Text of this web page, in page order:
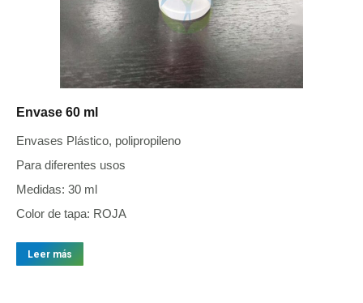
Envase 60 ml
Envases Plástico, polipropileno
Para diferentes usos
Medidas: 30 ml
Color de tapa: ROJA
Leer más